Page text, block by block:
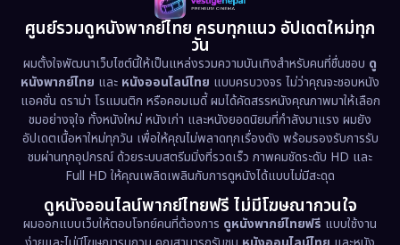
ศูนย์รวมดูหนังพากย์ไทย ครบทุกแนว อัปเดตใหม่ทุก
วัน
ผมตั้งใจพัฒนาเว็บไซต์นี้ให้เป็นแหล่งรวมความบันเทิงสำหรับคนที่ชื่นชอบ ดู
หนังพากย์ไทย และ หนังออนไลน์ไทย แบบครบวงจร ไม่ว่าคุณจะชอบหนัง
แอคชั่น ดราม่า โรแมนติก หรือคอมเมดี้ ผมได้คัดสรรหนังคุณภาพมาให้เลือก
ชมอย่างจุใจ ทั้งหนังใหม่ หนังเก่า และหนังยอดนิยมที่กำลังมาแรง ผมยัง
อัปเดตเนื้อหาใหม่ทุกวัน เพื่อให้คุณไม่พลาดทุกเรื่องดัง พร้อมรองรับการรับ
ชมผ่านทุกอุปกรณ์ ด้วยระบบสตรีมมิ่งที่รวดเร็ว ภาพคมชัดระดับ HD และ
Full HD ให้คุณเพลิดเพลินกับการดูหนังได้แบบไม่มีสะดุด
ดูหนังออนไลน์พากย์ไทยฟรี ไม่มีโฆษณากวนใจ
ผมออกแบบเว็บให้ตอบโจทย์คนที่ต้องการ ดูหนังพากย์ไทยฟรี แบบใช้งาน